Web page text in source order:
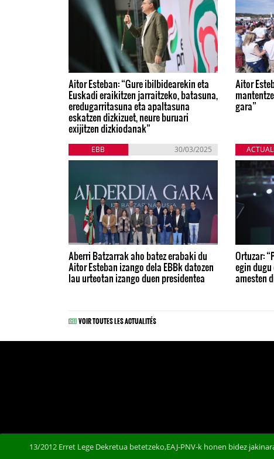
Aitor Esteban: “Gure ibilbidearekin eta
Euskadi eraikitzen jarraitzeko, batasuna,
eredugarritasuna eta apaltasuna
eskatzen dizkizuet, neure buruari
exijitzen dizkiodanak”
Aitor
gara”
EBB 30/03/2025
Aberri Batzarrak aho batez erabaki du
Aitor Esteban izango dela EBBk datozen
lau urteotan izango duen presidentea
Ortuzar:
egin
amesten
VOIR TOUTES LES ACTUALITÉS
13/2012 Erret Lege Dekretua betetzeko,EAJ-PNV-k honen bidez